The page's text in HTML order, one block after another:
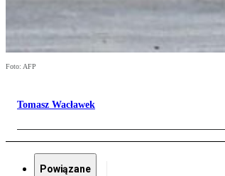
Foto: AFP
Tomasz Wacławek
Powiązane